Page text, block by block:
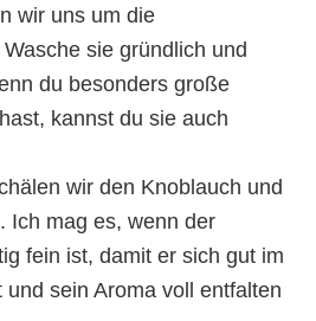
wir uns um die
sie gründlich und
du besonders große
kannst du sie auch
wir den Knoblauch und
Ich mag es, wenn der
fein ist, damit er sich gut im
und sein Aroma voll entfalten